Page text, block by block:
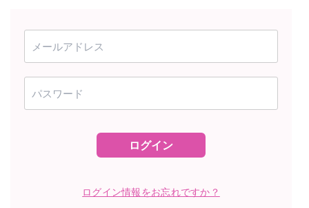
ログイン
ログイン情報をお忘れですか？